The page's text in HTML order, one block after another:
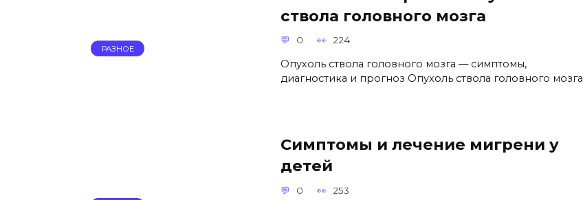
РАЗНОЕ
ствола головного мозга
0 224
Опухоль ствола головного мозга — симптомы,
диагностика и прогноз Опухоль ствола головного мозга
Симптомы и лечение мигрени у
детей
0 253